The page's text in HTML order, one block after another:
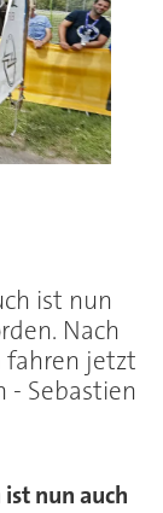
ist nun
Nach
fahren jetzt
- Sebastien
nun auch